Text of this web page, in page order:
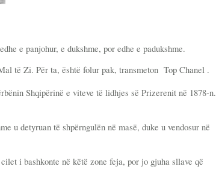
e panjohur, e dukshme, por edhe e padukshme.
të Zi. Për ta, është folur pak, transmeton Top Chanel .
Shqipërinë e viteve të lidhjes së Prizerenit në 1878-n.
u detyruan të shpërngulën në masë, duke u vendosur në
i bashkonte në këtë zone feja, por jo gjuha sllave që